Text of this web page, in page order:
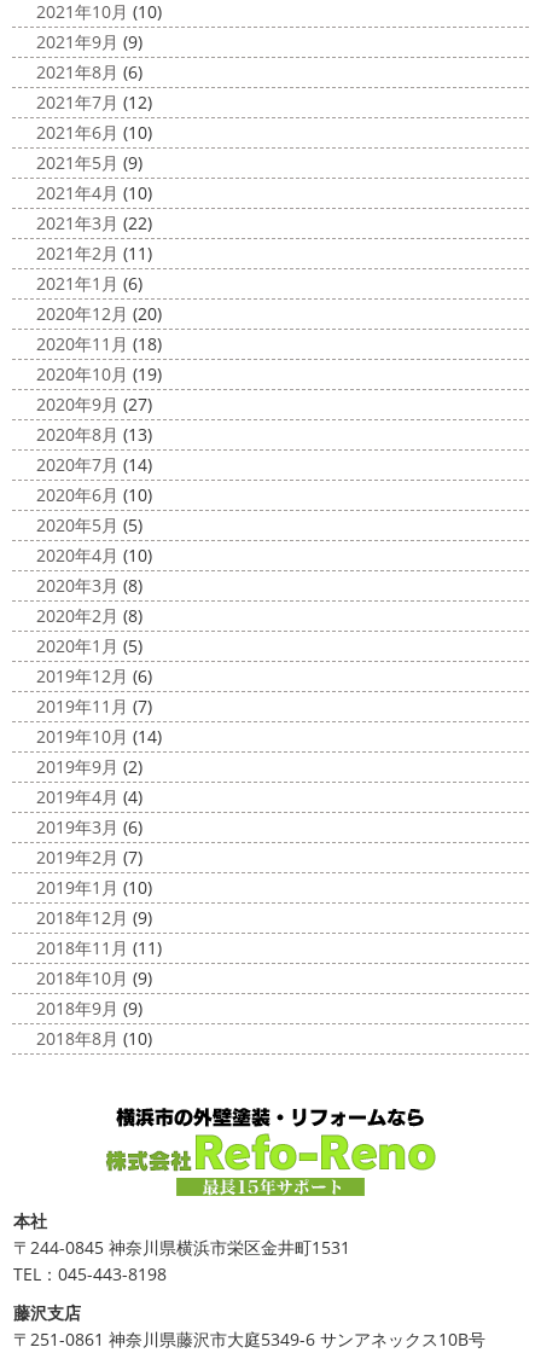
2021年10月 (10)
2021年9月 (9)
2021年8月 (6)
2021年7月 (12)
2021年6月 (10)
2021年5月 (9)
2021年4月 (10)
2021年3月 (22)
2021年2月 (11)
2021年1月 (6)
2020年12月 (20)
2020年11月 (18)
2020年10月 (19)
2020年9月 (27)
2020年8月 (13)
2020年7月 (14)
2020年6月 (10)
2020年5月 (5)
2020年4月 (10)
2020年3月 (8)
2020年2月 (8)
2020年1月 (5)
2019年12月 (6)
2019年11月 (7)
2019年10月 (14)
2019年9月 (2)
2019年4月 (4)
2019年3月 (6)
2019年2月 (7)
2019年1月 (10)
2018年12月 (9)
2018年11月 (11)
2018年10月 (9)
2018年9月 (9)
2018年8月 (10)
本社
〒244-0845 神奈川県横浜市栄区金井町1531
TEL：045-443-8198
藤沢支店
〒251-0861 神奈川県藤沢市大庭5349-6 サンアネックス10B号